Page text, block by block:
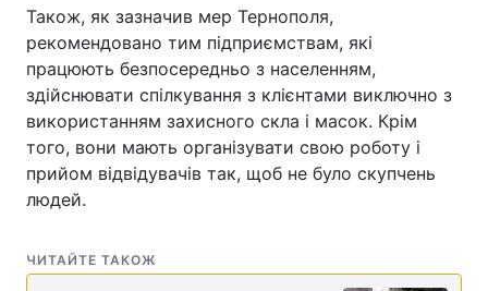
Також, як зазначив мер Тернополя,
рекомендовано тим підприємствам, які
працюють безпосередньо з населенням,
здійснювати спілкування з клієнтами виключно з
використанням захисного скла і масок. Крім
того, вони мають організувати свою роботу і
прийом відвідувачів так, щоб не було скупчень
людей.
ЧИТАЙТЕ ТАКОЖ